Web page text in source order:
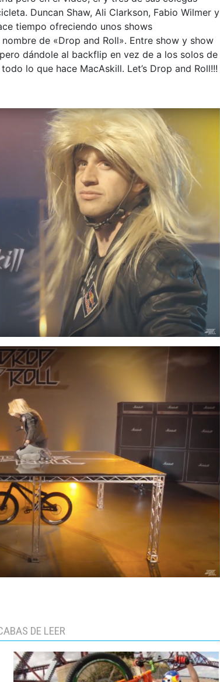
Duncan Shaw, Ali Clarkson, Fabio Wilmer y
tiempo ofreciendo unos shows
de «Drop and Roll». Entre show y show
dándole al backflip en vez de a los solos de
lo que hace MacAskill. Let’s Drop and Roll!!!
DE LEER